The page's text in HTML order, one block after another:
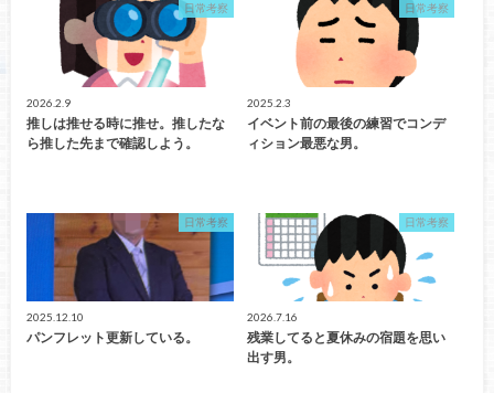
日常考察
2026.2.9
推しは推せる時に推せ。推したな
ら推した先まで確認しよう。
日常考察
2025.2.3
イベント前の最後の練習でコンデ
ィション最悪な男。
日常考察
2025.12.10
パンフレット更新している。
日常考察
2026.7.16
残業してると夏休みの宿題を思い
出す男。